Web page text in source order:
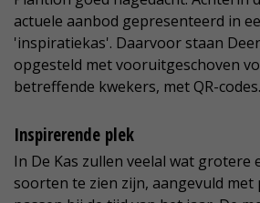
actuele aanbod gepresenteerd in
'inspiratiekas'. Daarvoor staan
opgesteld met vooruitgeschoven
betreffende kwekers, met QR-codes.
Inspirerende plek
In De Kas zullen veelal wat grotere
soorten te zien zijn, aangevuld met